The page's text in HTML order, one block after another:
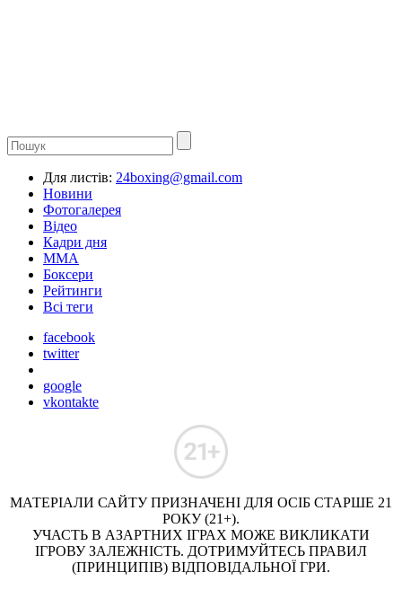
Для листів: 24boxing@gmail.com
Новини
Фотогалерея
Відео
Кадри дня
ММА
Боксери
Рейтинги
Всі теги
facebook
twitter
google
vkontakte
МАТЕРІАЛИ САЙТУ ПРИЗНАЧЕНІ ДЛЯ ОСІБ СТАРШЕ 21
РОКУ (21+).
УЧАСТЬ В АЗАРТНИХ ІГРАХ МОЖЕ ВИКЛИКАТИ
ІГРОВУ ЗАЛЕЖНІСТЬ. ДОТРИМУЙТЕСЬ ПРАВИЛ
(ПРИНЦИПІВ) ВІДПОВІДАЛЬНОЇ ГРИ.